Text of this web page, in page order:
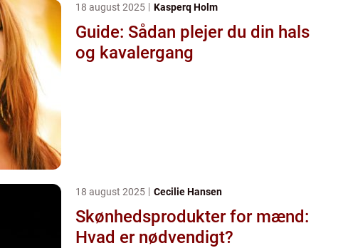
18 august 2025 Kasperq Holm
Guide: Sådan plejer du din hals
og kavalergang
18 august 2025 Cecilie Hansen
Skønhedsprodukter for mænd:
Hvad er nødvendigt?